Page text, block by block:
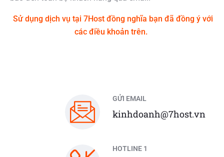
Sử dụng dịch vụ tại 7Host đồng nghĩa bạn đã đồng ý với
các điều khoản trên.
GỬI EMAIL
kinhdoanh@7host.vn
HOTLINE 1